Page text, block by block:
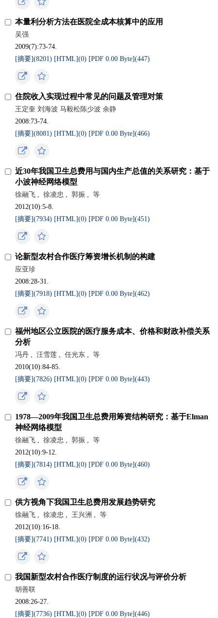
本量利分析方法在医院全成本核算中的应用
吴强
2009(7):73-74.
[摘要](8201) [HTML](0) [PDF 0.00 Byte](447)
住院收入实现过程中常见的问题及管理对策
王定奎 刘海波 马毅松陈少波 余静
2008:73-74.
[摘要](8081) [HTML](0) [PDF 0.00 Byte](466)
近30年我国卫生总费用与国内生产总值的关系研究：基于
小波神经网络模型
徐融飞 , 徐凌忠 , 郭振 ,
等
2012(10):5-8.
[摘要](7934) [HTML](0) [PDF 0.00 Byte](451)
论新型农村合作医疗筹资增长机制的构建
应亚珍
2008:28-31.
[摘要](7918) [HTML](0) [PDF 0.00 Byte](462)
福州地区公立医院的医疗服务成本、价格和财政补偿关系
分析
冯丹 , 汪雪莲 , 任光东 ,
等
2010(10):84-85.
[摘要](7826) [HTML](0) [PDF 0.00 Byte](443)
1978—2009年我国卫生总费用筹资结构研究：基于Elman
神经网络模型
徐融飞 , 徐凌忠 , 郭振 ,
等
2012(10):9-12.
[摘要](7814) [HTML](0) [PDF 0.00 Byte](460)
供方视角下我国卫生总费用发展趋势研究
徐融飞 , 徐凌忠 , 王兴洲 ,
等
2012(10):16-18.
[摘要](7741) [HTML](0) [PDF 0.00 Byte](432)
我国新型农村合作医疗制度的运行状况与评价分析
胡善联
2008:26-27.
[摘要](7736) [HTML](0) [PDF 0.00 Byte](446)